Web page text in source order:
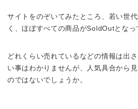
サイトをのぞいてみたところ、若い世
く、ほぼすべての商品がSoldOutとなっ
どれくらい売れているなどの情報は出
い事はわかりませんが、人気具合から見
のではないでしょうか。